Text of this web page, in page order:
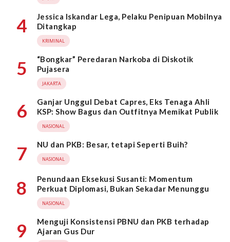
4
Jessica Iskandar Lega, Pelaku Penipuan Mobilnya
Ditangkap
KRIMINAL
5
“Bongkar” Peredaran Narkoba di Diskotik
Pujasera
JAKARTA
6
Ganjar Unggul Debat Capres, Eks Tenaga Ahli
KSP: Show Bagus dan Outfitnya Memikat Publik
NASIONAL
7 NU dan PKB: Besar, tetapi Seperti Buih?
NASIONAL
8
Penundaan Eksekusi Susanti: Momentum
Perkuat Diplomasi, Bukan Sekadar Menunggu
NASIONAL
9
Menguji Konsistensi PBNU dan PKB terhadap
Ajaran Gus Dur